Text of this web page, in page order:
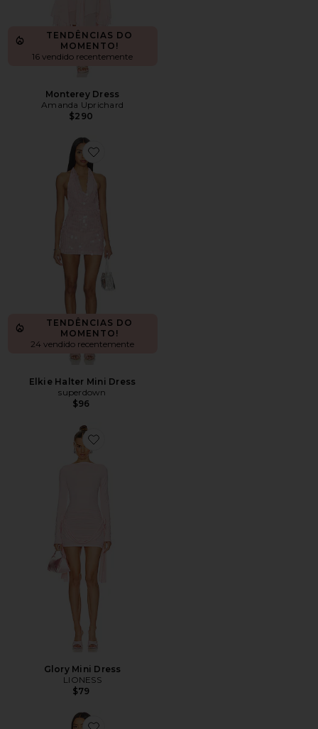
TENDÊNCIAS DO
MOMENTO!
16 vendido recentemente
Monterey Dress
Amanda Uprichard
$290
Favorite Elkie Halter Mini Dress
TENDÊNCIAS DO
MOMENTO!
24 vendido recentemente
Elkie Halter Mini Dress
superdown
$96
Favorite Glory Mini Dress
Glory Mini Dress
LIONESS
$79